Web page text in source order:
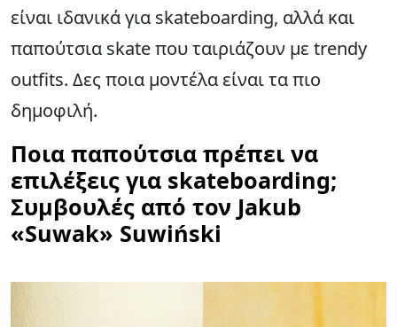
είναι ιδανικά για skateboarding, αλλά και
παπούτσια skate που ταιριάζουν με trendy
outfits. Δες ποια μοντέλα είναι τα πιο
δημοφιλή.
Ποια παπούτσια πρέπει να
επιλέξεις για skateboarding;
Συμβουλές από τον Jakub
«Suwak» Suwiński